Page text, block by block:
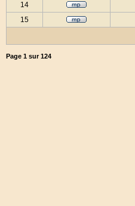
14
15
Page 1 sur124